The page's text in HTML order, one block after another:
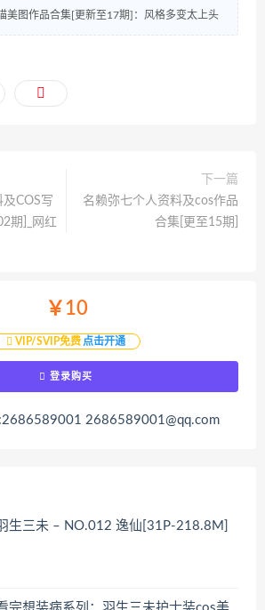
美图作品合集[更新至17期]：风格多变太上头
COS写
期]_网红
下一篇
名赖弥七个人资料及cos作品
合集[更至15期]
￥10
VIP/SVIP免费 点击开通
登录购买
2686589001@qq.com
生三未 – NO.012 逸仙[31P-218.8M]